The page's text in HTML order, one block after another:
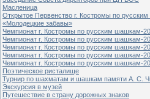
Масленица
Открытое Первенство г. Костромы по
«Молодецкие забавы»
Чемпионат г. Костромы по русским шашкам-
Чемпионат г. Костромы по русским шашкам-
Чемпионат г. Костромы по русским шашкам-
Чемпионат г. Костромы по русским шашкам-
Чемпионат г. Костромы по русским шашкам-
Поэтическое ристалище
Турнир по шахматам и шашкам памяти А. С.
Экскурсия в музей
Путешествие в страну дорожных знаков